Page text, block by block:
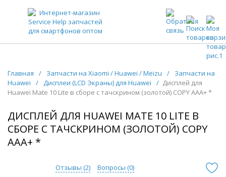
ЗАПЧАСТИ ДЛЯ ТЕЛЕФОНОВ ОПТОМ
Главная / Запчасти на Xiaomi / Huawei / Meizu /
Запчасти на
Huawei
/ Дисплеи (LCD Экраны) для Huawei / Дисплей для
Huawei Mate 10 Lite в сборе с тачскрином (золотой) COPY AAA+ *
ДИСПЛЕЙ ДЛЯ HUAWEI MATE 10 LITE В
СБОРЕ С ТАЧСКРИНОМ (ЗОЛОТОЙ) COPY
AAA+ *
Отзывы (2) Вопросы (0)